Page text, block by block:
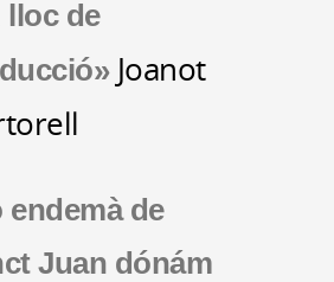
lloc de
Joanot
endemà de
Juan dónám